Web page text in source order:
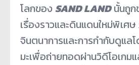
โลกของ SAND LANDนั้นถูก
เรื่องราวและดินแดนใหม่พิเศษ
จินตนาการและการกำกับดูแล
มะเพื่อถ่ายทอดผ่านวิดีโอเกม